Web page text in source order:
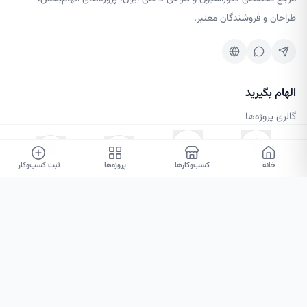
۰
طراحان و فروشندگان معتبر.
الهام بگیرید
گالری پروژه‌ها
کسب‌وکارها
مجله طرحینه
خانه کسب‌وکارها پروژه‌ها ثبت کسب‌وکار